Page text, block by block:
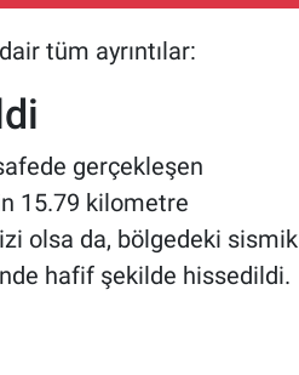
tüm ayrıntılar:
gerçekleşen
15.79 kilometre
olsa da, bölgedeki sismik
hafif şekilde hissedildi.